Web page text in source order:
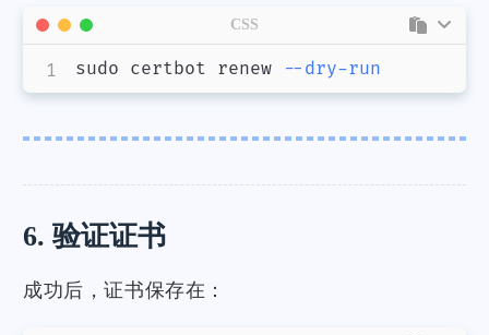
sudo certbot renew --dry-run
CSS
6. 验证证书
成功后，证书保存在：